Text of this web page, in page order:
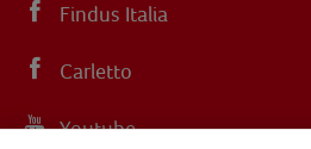
Findus Italia
Carletto
Youtube